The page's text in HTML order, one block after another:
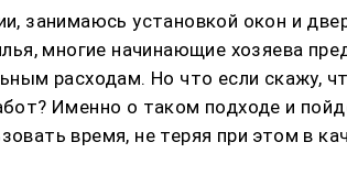
занимаюсь установкой окон и
многие начинающие хозяева
расходам. Но что если скажу,
Именно о таком подходе и
время, не теряя при этом в